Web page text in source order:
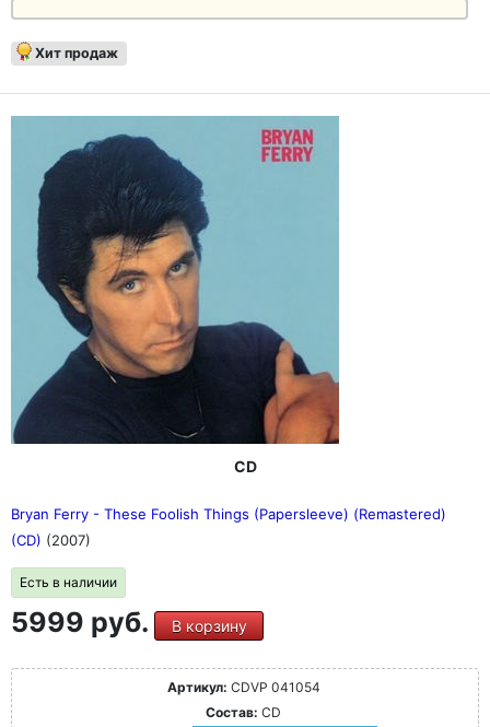
Хит продаж
CD
Bryan Ferry - These Foolish Things (Papersleeve) (Remastered)
(CD) (2007)
Есть в наличии
5999 руб. В корзину
Артикул: CDVP 041054
Состав: CD